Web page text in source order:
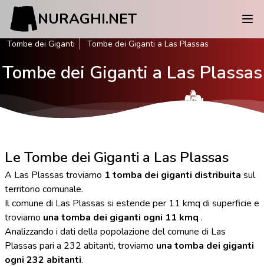
NURAGHI.NET
Tombe dei Giganti Tombe dei Giganti a Las Plassas
Tombe dei Giganti a Las Plassas
Le Tombe dei Giganti a Las Plassas
A Las Plassas troviamo 1 tomba dei giganti distribuita sul
territorio comunale.
Il comune di Las Plassas si estende per 11 kmq di superficie e
troviamo una tomba dei giganti ogni 11 kmq .
Analizzando i dati della popolazione del comune di Las
Plassas pari a 232 abitanti, troviamo una tomba dei giganti
ogni 232 abitanti.